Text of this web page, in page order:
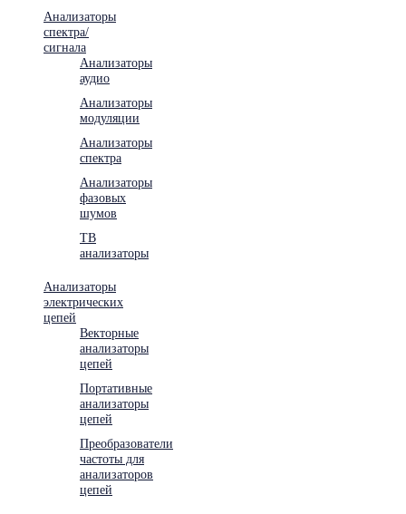
Анализаторы
спектра/
сигнала
Анализаторы
аудио
Анализаторы
модуляции
Анализаторы
спектра
Анализаторы
фазовых
шумов
ТВ
анализаторы
Анализаторы
электрических
цепей
Векторные
анализаторы
цепей
Портативные
анализаторы
цепей
Преобразователи
частоты для
анализаторов
цепей